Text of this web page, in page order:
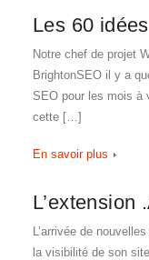
Les 60
Notre chef de projet
BrightonSEO il y a
SEO pour les mois à
cette […]
En savoir plus
L’extension
L’arrivée de
la visibilité de son